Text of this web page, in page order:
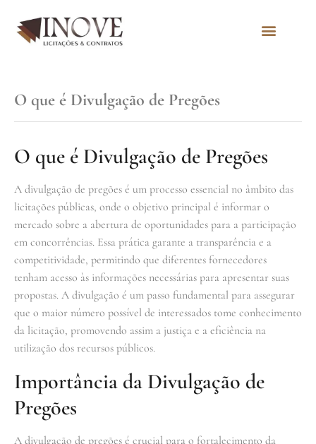
O que é Divulgação de Pregões
O que é Divulgação de Pregões
A divulgação de pregões é um processo essencial no âmbito das
licitações públicas, onde o objetivo principal é informar o
mercado sobre a abertura de oportunidades para a participação
em concorrências. Essa prática garante a transparência e a
competitividade, permitindo que diferentes fornecedores
tenham acesso às informações necessárias para apresentar suas
propostas. A divulgação é um passo fundamental para assegurar
que o maior número possível de interessados tome conhecimento
da licitação, promovendo assim a justiça e a eficiência na
utilização dos recursos públicos.
Importância da Divulgação de
Pregões
A divulgação de pregões é crucial para o fortalecimento da